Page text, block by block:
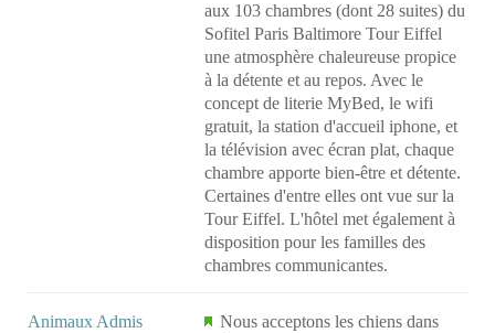
aux 103 chambres (dont 28 suites) du
Sofitel Paris Baltimore Tour Eiffel
une atmosphère chaleureuse propice
à la détente et au repos. Avec le
concept de literie MyBed, le wifi
gratuit, la station d'accueil iphone, et
la télévision avec écran plat, chaque
chambre apporte bien-être et détente.
Certaines d'entre elles ont vue sur la
Tour Eiffel. L'hôtel met également à
disposition pour les familles des
chambres communicantes.
Animaux Admis
Nous acceptons les chiens dans